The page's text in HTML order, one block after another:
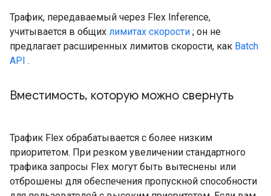
Трафик, передаваемый через Flex Inference,
учитывается в общих лимитах скорости ; он не
предлагает расширенных лимитов скорости, как Batch
API .
Вместимость, которую можно свернуть
Трафик Flex обрабатывается с более низким
приоритетом. При резком увеличении стандартного
трафика запросы Flex могут быть вытеснены или
отброшены для обеспечения пропускной способности